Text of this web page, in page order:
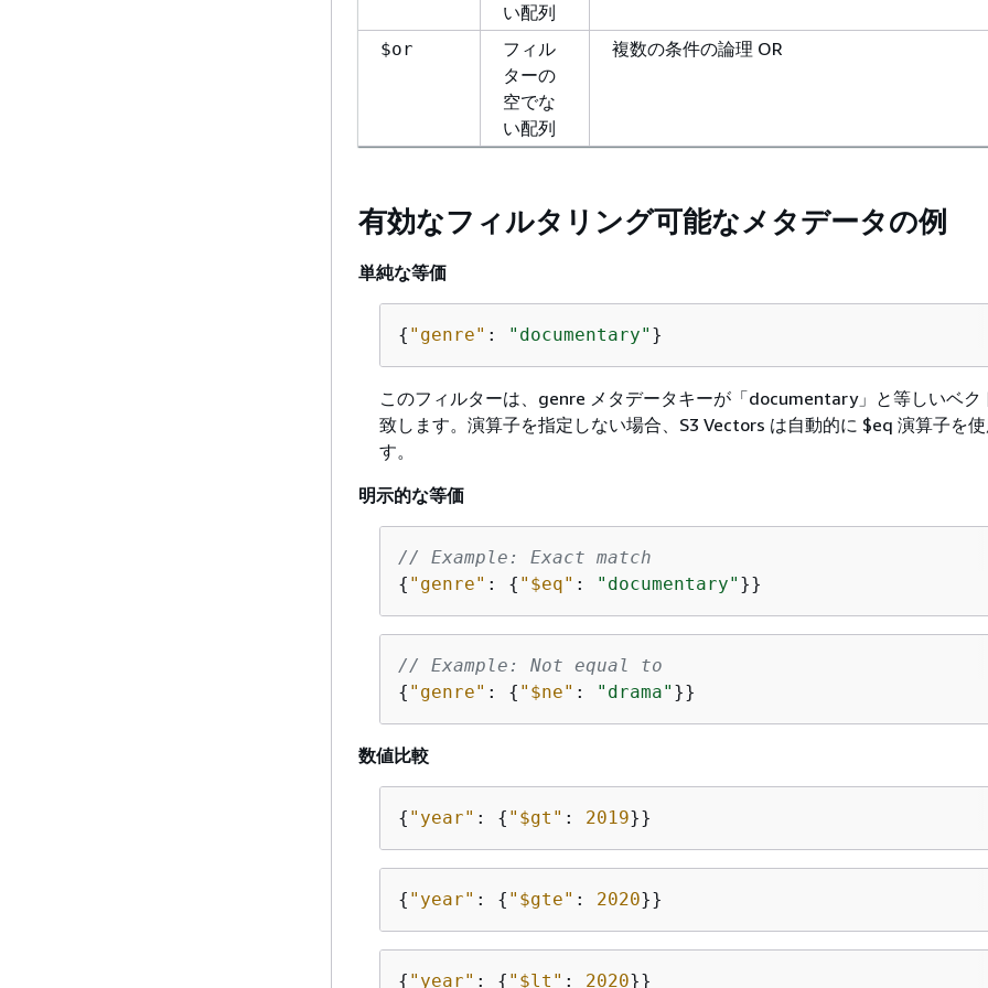
い配列
$or
フィル
ターの
空でな
い配列
複数の条件の論理 OR
有効なフィルタリング可能なメタデータの例
単純な等価
{ "genre" : "documentary" }
このフィルターは、genre メタデータキーが「documentary」と等しいベク
致します。演算子を指定しない場合、S3 Vectors は自動的に $eq 演算子を使
す。
明示的な等価
// Example: Exact match
{ "genre" : { "$eq" : "documentary" }}
// Example: Not equal to
{ "genre" : { "$ne" : "drama" }}
数値比較
{ "year" : { "$gt" : 2019}}
{ "year" : { "$gte" : 2020}}
{ "year" : { "$lt" : 2020}}